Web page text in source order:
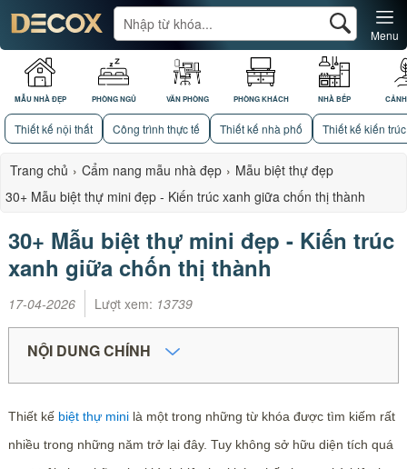
MẪU NHÀ ĐẸP PHÒNG NGỦ VĂN PHÒNG PHÒNG KHÁCH NHÀ BẾP
Menu
Thiết kế nội thất Công trình thực tế Thiết kế nhà phố Thiết kế kiến trúc
Trang chủ › Cẩm nang mẫu nhà đẹp › Mẫu biệt thự đẹp
30+ Mẫu biệt thự mini đẹp - Kiến trúc xanh giữa chốn thị thành
30+ Mẫu biệt thự mini đẹp - Kiến trúc
xanh giữa chốn thị thành
17-04-2026 Lượt xem: 13739
NỘI DUNG CHÍNH
Thiết kế biệt thự minilà một trong những từ khóa được tìm kiếm rất
nhiều trong những năm trở lại đây. Tuy không sở hữu diện tích quá